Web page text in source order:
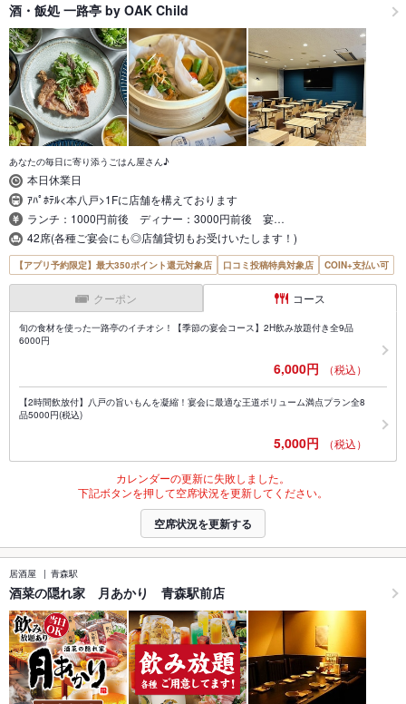
酒・飯処 一路亭 by OAK Child
あなたの毎日に寄り添うごはん屋さん♪
本日休業日
ｱﾊﾟﾎﾃﾙ<本八戸>1Fに店舗を構えております
ランチ：1000円前後 ディナー：3000円前後 宴…
42席(各種ご宴会にも◎店舗貸切もお受けいたします！)
【アプリ予約限定】最大350ポイント還元対象店 口コミ投稿特典対象店 COIN+支払い可
クーポン コース
旬の食材を使った一路亭のイチオシ！【季節の宴会コース】2H飲み放題付き全9品
6000円
6,000円 （税込）
【2時間飲放付】八戸の旨いもんを凝縮！宴会に最適な王道ボリューム満点プラン全8
品5000円(税込)
5,000円 （税込）
カレンダーの更新に失敗しました。
下記ボタンを押して空席状況を更新してください。
空席状況を更新する
居酒屋 青森駅
酒菜の隠れ家 月あかり 青森駅前店